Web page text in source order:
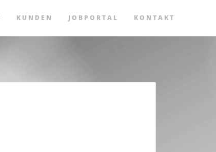
KUNDEN JOBPORTAL KONTAKT